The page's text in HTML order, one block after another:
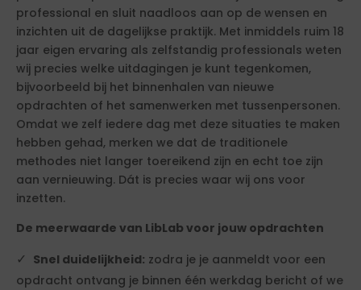
professional en sluit naadloos aan op de wensen en
inzichten uit de dagelijkse praktijk. Met inmiddels ruim 18
jaar eigen ervaring als zelfstandig professionals weten
wij precies welke uitdagingen je kunt tegenkomen,
bijvoorbeeld bij het binnenhalen van nieuwe
opdrachten of het samenwerken met tussenpersonen.
Omdat we zelf iedere dag met deze situaties te maken
hebben gehad, merken we dat de traditionele
methodes niet langer toereikend zijn en echt toe zijn
aan vernieuwing. Dát is precies waar wij ons voor
inzetten.
De meerwaarde van LibLab voor jouw opdrachten
Snel duidelijkheid: zodra je je aanmeldt voor een
opdracht ontvang je binnen één werkdag bericht of we